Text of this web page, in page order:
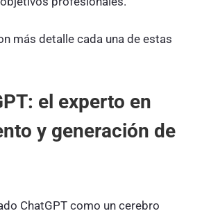
más detalle cada una de estas
el experto en
y generación de
ChatGPT como un cerebro